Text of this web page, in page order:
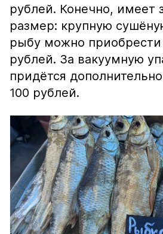
рублей. Конечно, имеет
размер: крупную
рыбу можно приобрести
рублей. За вакуумную
придётся
100 рублей.